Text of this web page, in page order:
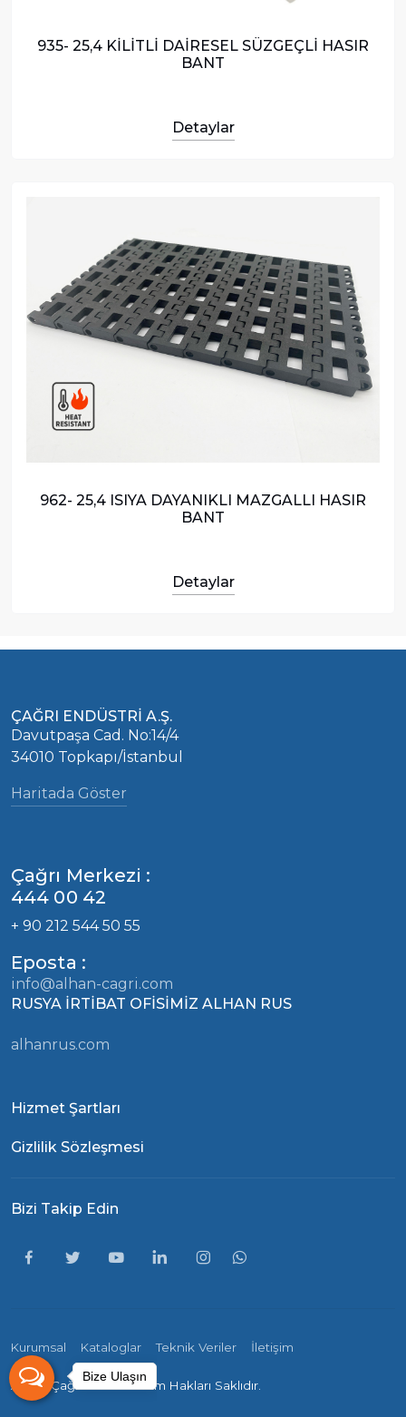
935- 25,4 KİLİTLİ DAİRESEL SÜZGEÇLİ HASIR
BANT
Detaylar
962- 25,4 ISIYA DAYANIKLI MAZGALLI HASIR
BANT
Detaylar
Bize Ulaşın
ÇAĞRI ENDÜSTRİ A.Ş.
Davutpaşa Cad. No:14/4
34010 Topkapı/İstanbul
Haritada Göster
Çağrı Merkezi :
444 00 42
+ 90 212 544 50 55
Eposta :
info@alhan-cagri.com
RUSYA İRTİBAT OFİSİMİZ ALHAN RUS
alhanrus.com
Hizmet Şartları
Gizlilik Sözleşmesi
Bizi Takip Edin
Kurumsal Kataloglar Teknik Veriler İletişim
Alhan-Çağrı ©2026 - Tüm Hakları Saklıdır.